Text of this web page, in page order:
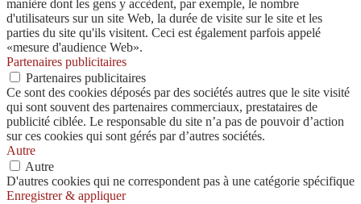
manière dont les gens y accèdent, par exemple, le nombre
d'utilisateurs sur un site Web, la durée de visite sur le site et les
parties du site qu'ils visitent. Ceci est également parfois appelé
«mesure d'audience Web».
Partenaires publicitaires
Partenaires publicitaires
Ce sont des cookies déposés par des sociétés autres que le site visité
qui sont souvent des partenaires commerciaux, prestataires de
publicité ciblée. Le responsable du site n’a pas de pouvoir d’action
sur ces cookies qui sont gérés par d’autres sociétés.
Autre
Autre
D'autres cookies qui ne correspondent pas à une catégorie spécifique
Enregistrer & appliquer